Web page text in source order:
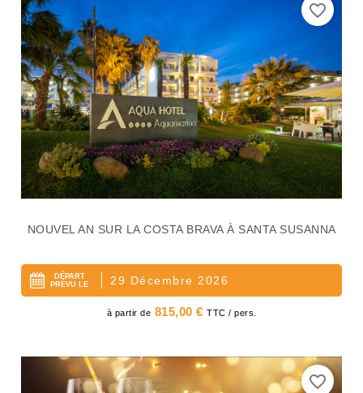
NOUVEL AN SUR LA COSTA BRAVA À SANTA SUSANNA
DÉPART
PRÉVU LE
29 Décembre 2026
Prix
à partir de 815,00 € TTC / pers.
favorite_border
favorite_border